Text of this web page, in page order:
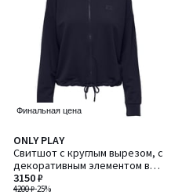
Финальная цена
ONLY PLAY
Свитшот с круглым вырезом, c
декоративным элементом в
виде надписи Amore / Амор
4200 ₽-25%
3150 ₽